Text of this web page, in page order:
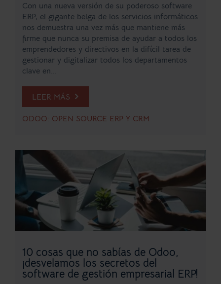
Con una nueva versión de su poderoso software
ERP, el gigante belga de los servicios informáticos
nos demuestra una vez más que mantiene más
firme que nunca su premisa de ayudar a todos los
emprendedores y directivos en la difícil tarea de
gestionar y digitalizar todos los departamentos
clave en...
LEER MÁS
ODOO: OPEN SOURCE ERP Y CRM
10 cosas que no sabías de Odoo,
¡desvelamos los secretos del
software de gestión empresarial ERP!